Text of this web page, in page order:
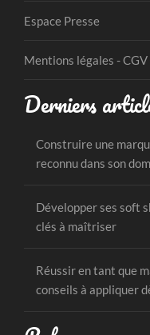
Espace Presse
Mentions légales - CGV
Derniers
Construire une
reconnu dans son
Développer ses soft
clés à maîtriser
Réussir en tant que
conseils à appliquer